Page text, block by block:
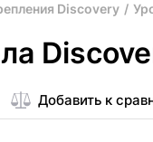
Discovery
Добавить к